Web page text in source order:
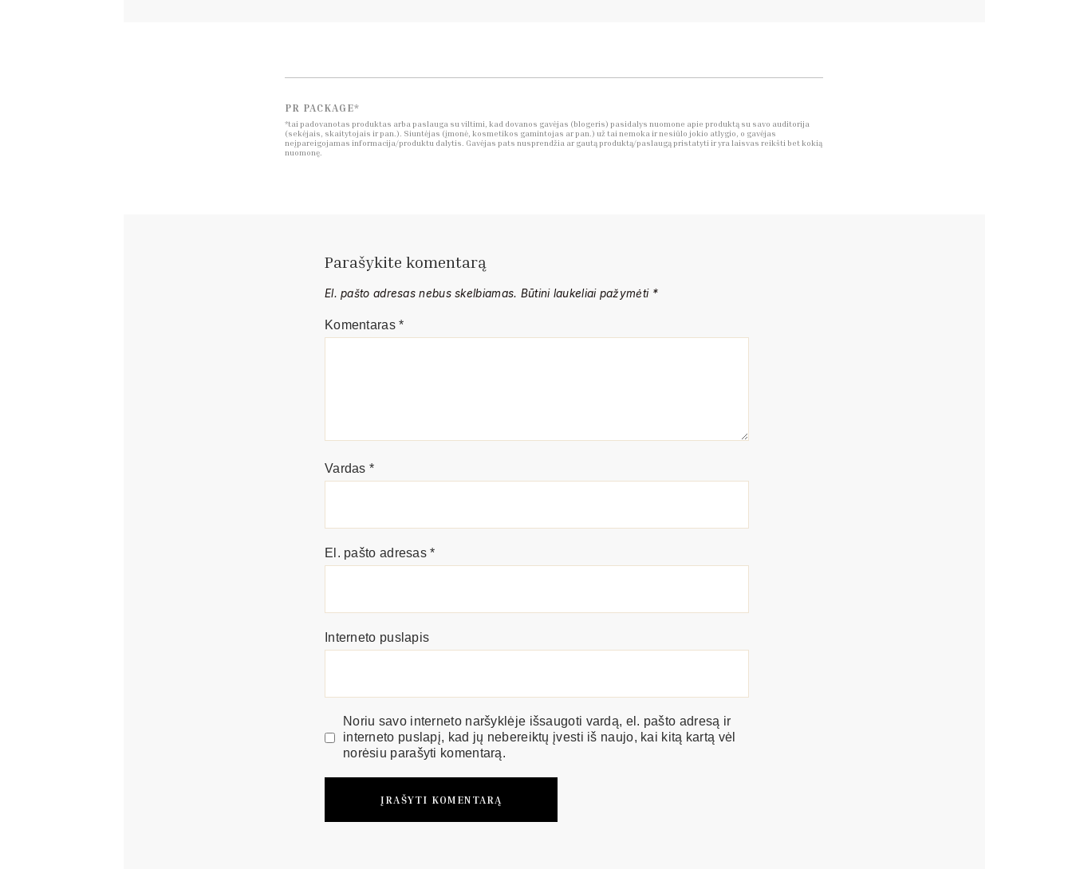
PR PACKAGE*
*tai padovanotas produktas arba paslauga su viltimi, kad dovanos gavėjas (blogeris) pasidalys nuomone apie produktą su savo auditorija
(sekėjais, skaitytojais ir pan.). Siuntėjas (įmonė, kosmetikos gamintojas ar pan.) už tai nemoka ir nesiūlo jokio atlygio, o gavėjas
neįpareigojamas informacija/produktu dalytis. Gavėjas pats nusprendžia ar gautą produktą/paslaugą pristatyti ir yra laisvas reikšti bet kokią
nuomonę.
Parašykite komentarą
El. pašto adresas nebus skelbiamas. Būtini laukeliai pažymėti *
Komentaras*
Vardas*
El. pašto adresas*
Interneto puslapis
Noriu savo interneto naršyklėje išsaugoti vardą, el. pašto adresą ir
interneto puslapį, kad jų nebereiktų įvesti iš naujo, kai kitą kartą vėl
norėsiu parašyti komentarą.